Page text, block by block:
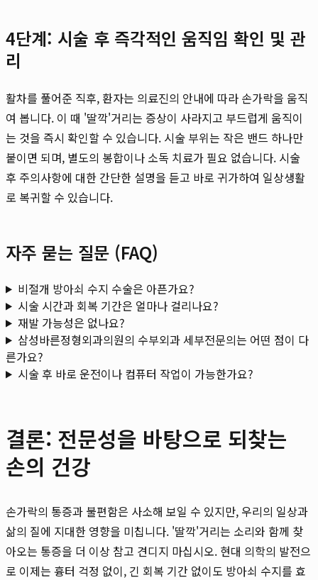
4단계: 시술 후 즉각적인 움직임 확인 및 관
리
활차를 풀어준 직후, 환자는 의료진의 안내에 따라 손가락을 움직
여 봅니다. 이 때 '딸깍'거리는 증상이 사라지고 부드럽게 움직이
는 것을 즉시 확인할 수 있습니다. 시술 부위는 작은 밴드 하나만
붙이면 되며, 별도의 봉합이나 소독 치료가 필요 없습니다. 시술
후 주의사항에 대한 간단한 설명을 듣고 바로 귀가하여 일상생활
로 복귀할 수 있습니다.
자주 묻는 질문 (FAQ)
비절개 방아쇠 수지 수술은 아픈가요?
시술 시간과 회복 기간은 얼마나 걸리나요?
재발 가능성은 없나요?
삼성바른정형외과의원의 수부외과 세부전문의는 어떤 점이 다
른가요?
시술 후 바로 운전이나 컴퓨터 작업이 가능한가요?
결론: 전문성을 바탕으로 되찾는
손의 건강
손가락의 통증과 불편함은 사소해 보일 수 있지만, 우리의 일상과
삶의 질에 지대한 영향을 미칩니다. '딸깍'거리는 소리와 함께 찾
아오는 통증을 더 이상 참고 견디지 마십시오. 현대 의학의 발전으
로 이제는 흉터 걱정 없이, 긴 회복 기간 없이도 방아쇠 수지를 효